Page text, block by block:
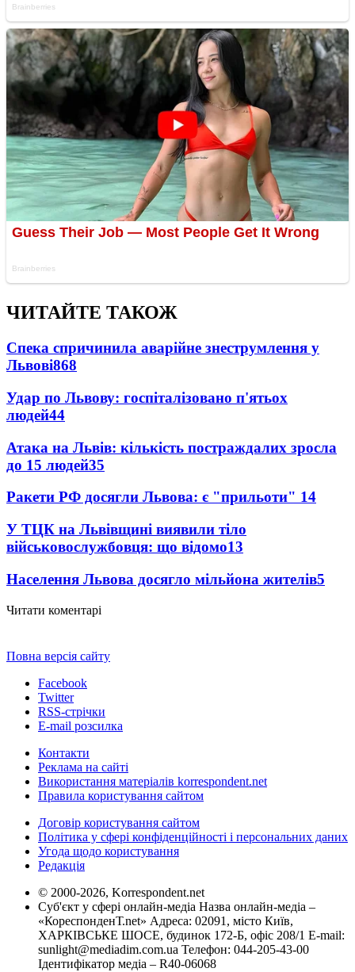
ЧИТАЙТЕ ТАКОЖ
Спека спричинила аварійне знеструмлення у
Львові868
Удар по Львову: госпіталізовано п'ятьох
людей44
Атака на Львів: кількість постраждалих зросла
до 15 людей35
Ракети РФ досягли Львова: є "прильоти" 14
У ТЦК на Львівщині виявили тіло
військовослужбовця: що відомо13
Населення Львова досягло мільйона жителів5
Читати коментарі
Повна версія сайту
Facebook
Twitter
RSS-стрічки
E-mail розсилка
Контакти
Реклама на сайті
Використання матеріалів korrespondent.net
Правила користування сайтом
Договір користування сайтом
Політика у сфері конфіденційності і персональних даних
Угода щодо користування
Редакція
© 2000-2026, Korrespondent.net
Суб'єкт у сфері онлайн-медіа Назва онлайн-медіа –
«КореспонденТ.net» Адреса: 02091, місто Київ,
ХАРКІВСЬКЕ ШОСЕ, будинок 172-Б, офіс 208/1 E-mail:
sunlight@mediadim.com.ua Телефон: 044-205-43-00
Ідентифікатор медіа – R40-06068